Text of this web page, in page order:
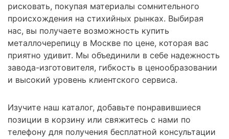
рисковать, покупая материалы сомнительного
происхождения на стихийных рынках. Выбирая
нас, вы получаете возможность купить
металлочерепицу в Москве по цене, которая вас
приятно удивит. Мы объединили в себе надежность
завода-изготовителя, гибкость в ценообразовании
и высокий уровень клиентского сервиса.
Изучите наш каталог, добавьте понравившиеся
позиции в корзину или свяжитесь с нами по
телефону для получения бесплатной консультации